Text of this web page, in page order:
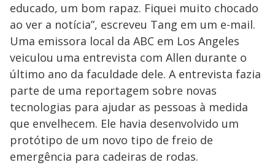
educado, um bom rapaz. Fiquei muito chocado
ao ver a notícia”, escreveu Tang em um e-mail.
Uma emissora local da ABC em Los Angeles
veiculou uma entrevista com Allen durante o
último ano da faculdade dele. A entrevista fazia
parte de uma reportagem sobre novas
tecnologias para ajudar as pessoas à medida
que envelhecem. Ele havia desenvolvido um
protótipo de um novo tipo de freio de
emergência para cadeiras de rodas.